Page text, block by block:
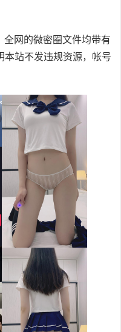
网的微密圈文件均带有
本站不发违规资源，帐号